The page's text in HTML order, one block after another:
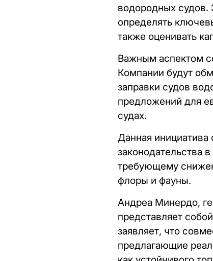
водородных судов.
определять
также оценивать
Важным аспектом
Компании будут
заправки судов
предложений для
судах.
Данная
законодательства
требующему
флоры и фауны.
Андреа Минердо,
представляет
заявляет, что
предлагающие